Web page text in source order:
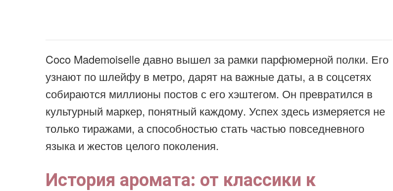
Coco Mademoiselle давно вышел за рамки парфюмерной полки. Его
узнают по шлейфу в метро, дарят на важные даты, а в соцсетях
собираются миллионы постов с его хэштегом. Он превратился в
культурный маркер, понятный каждому. Успех здесь измеряется не
только тиражами, а способностью стать частью повседневного
языка и жестов целого поколения.
История аромата: от классики к